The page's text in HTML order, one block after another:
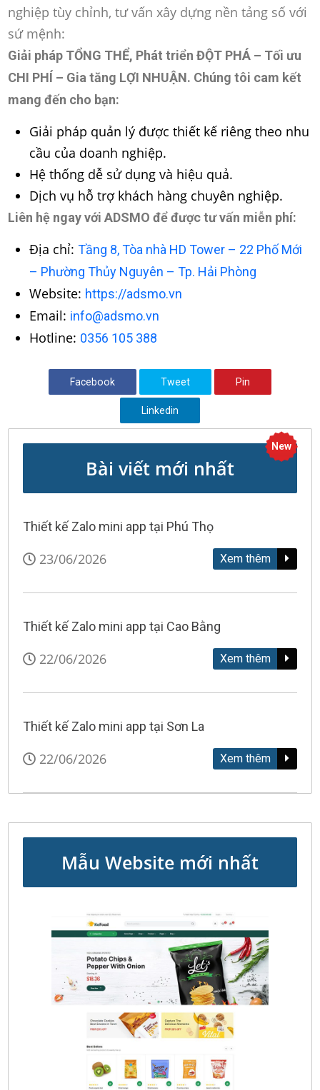
nghiệp tùy chỉnh, tư vấn xây dựng nền tảng số với
sứ mệnh:
Giải pháp TỔNG THỂ, Phát triển ĐỘT PHÁ – Tối ưu
CHI PHÍ – Gia tăng LỢI NHUẬN. Chúng tôi cam kết
mang đến cho bạn:
Giải pháp quản lý được thiết kế riêng theo nhu
cầu của doanh nghiệp.
Hệ thống dễ sử dụng và hiệu quả.
Dịch vụ hỗ trợ khách hàng chuyên nghiệp.
Liên hệ ngay với ADSMO để được tư vấn miễn phí:
Địa chỉ:Tầng 8, Tòa nhà HD Tower – 22 Phố Mới
– Phường Thủy Nguyên – Tp. Hải Phòng
Website: https://adsmo.vn
Email: info@adsmo.vn
Hotline: 0356 105 388
Facebook Tweet Pin
Linkedin
Bài viết mới nhất
New
Thiết kế Zalo mini app tại Phú Thọ
23/06/2026 Xem thêm
Thiết kế Zalo mini app tại Cao Bằng
22/06/2026 Xem thêm
Thiết kế Zalo mini app tại Sơn La
22/06/2026 Xem thêm
Mẫu Website mới nhất